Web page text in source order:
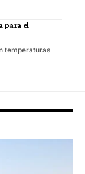
para el
temperaturas